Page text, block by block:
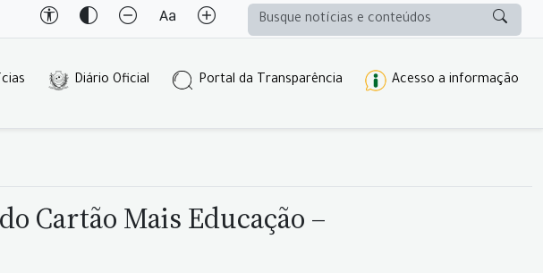
Diário Oficial Portal da Transparência Acesso a informação
Cartão Mais Educação –